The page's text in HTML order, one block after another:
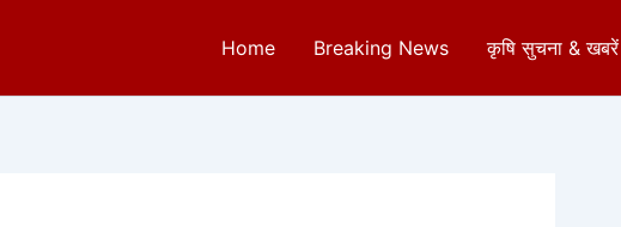
Home Breaking News कृषि सुचना & खबरें